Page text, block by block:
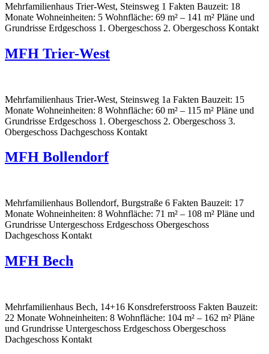
Mehrfamilienhaus Trier-West, Steinsweg 1 Fakten Bauzeit: 18
Monate Wohneinheiten: 5 Wohnfläche: 69 m² – 141 m² Pläne und
Grundrisse Erdgeschoss 1. Obergeschoss 2. Obergeschoss Kontakt
MFH Trier-West
Mehrfamilienhaus Trier-West, Steinsweg 1a Fakten Bauzeit: 15
Monate Wohneinheiten: 8 Wohnfläche: 60 m² – 115 m² Pläne und
Grundrisse Erdgeschoss 1. Obergeschoss 2. Obergeschoss 3.
Obergeschoss Dachgeschoss Kontakt
MFH Bollendorf
Mehrfamilienhaus Bollendorf, Burgstraße 6 Fakten Bauzeit: 17
Monate Wohneinheiten: 8 Wohnfläche: 71 m² – 108 m² Pläne und
Grundrisse Untergeschoss Erdgeschoss Obergeschoss
Dachgeschoss Kontakt
MFH Bech
Mehrfamilienhaus Bech, 14+16 Konsdreferstrooss Fakten Bauzeit:
22 Monate Wohneinheiten: 8 Wohnfläche: 104 m² – 162 m² Pläne
und Grundrisse Untergeschoss Erdgeschoss Obergeschoss
Dachgeschoss Kontakt